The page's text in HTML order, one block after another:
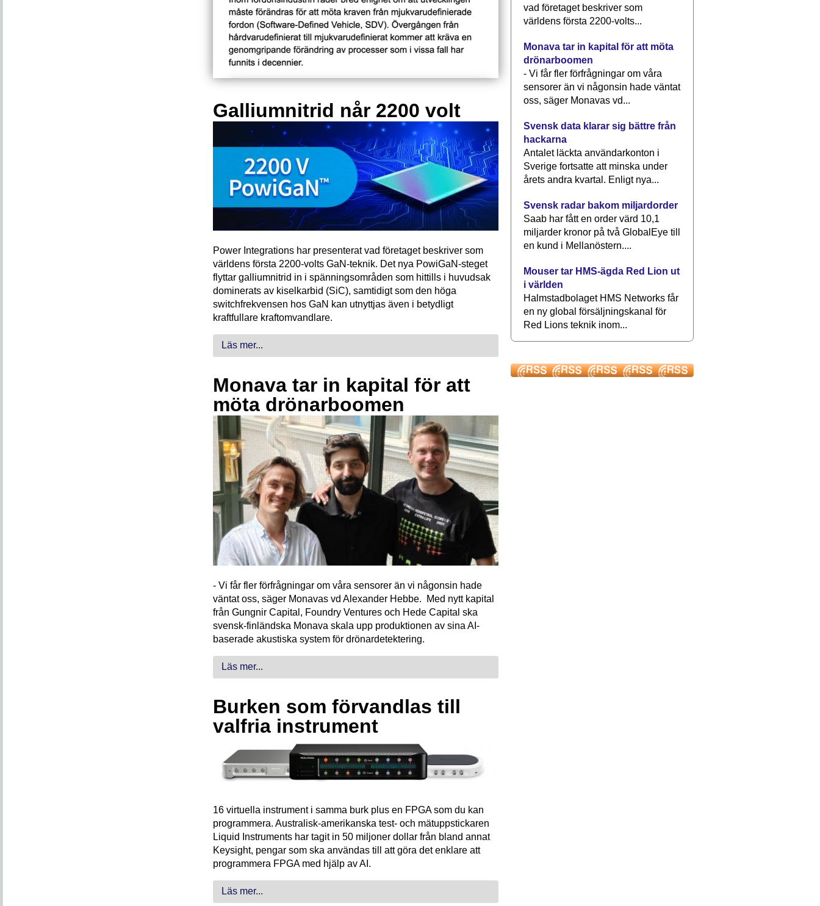
Galliumnitrid når 2200 volt
Power Integrations har presenterat vad företaget beskriver som
världens första 2200-volts GaN-teknik. Det nya PowiGaN-steget
flyttar galliumnitrid in i spänningsområden som hittills i huvudsak
dominerats av kiselkarbid (SiC), samtidigt som den höga
switchfrekvensen hos GaN kan utnyttjas även i betydligt
kraftfullare kraftomvandlare.
Läs mer...
Monava tar in kapital för att
möta drönarboomen
- Vi får fler förfrågningar om våra sensorer än vi någonsin hade
väntat oss, säger Monavas vd Alexander Hebbe. Med nytt kapital
från Gungnir Capital, Foundry Ventures och Hede Capital ska
svensk-finländska Monava skala upp produktionen av sina AI-
baserade akustiska system för drönardetektering.
Läs mer...
Burken som förvandlas till
valfria instrument
16 virtuella instrument i samma burk plus en FPGA som du kan
programmera. Australisk-amerikanska test- och mätuppstickaren
Liquid Instruments har tagit in 50 miljoner dollar från bland annat
Keysight, pengar som ska användas till att göra det enklare att
programmera FPGA med hjälp av AI.
Läs mer...
vad företaget beskriver som
världens första 2200-volts...
Monava tar in kapital för att möta
drönarboomen
- Vi får fler förfrågningar om våra
sensorer än vi någonsin hade väntat
oss, säger Monavas vd...
Svensk data klarar sig bättre från
hackarna
Antalet läckta användarkonton i
Sverige fortsatte att minska under
årets andra kvartal. Enligt nya...
Svensk radar bakom miljardorder
Saab har fått en order värd 10,1
miljarder kronor på två GlobalEye till
en kund i Mellanöstern....
Mouser tar HMS-ägda Red Lion ut
i världen
Halmstadbolaget HMS Networks får
en ny global försäljningskanal för
Red Lions teknik inom...